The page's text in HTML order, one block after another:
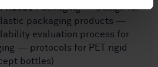
Packaging — Design for
packaging products —
evaluation process for
— protocols for PET rigid
bottles)